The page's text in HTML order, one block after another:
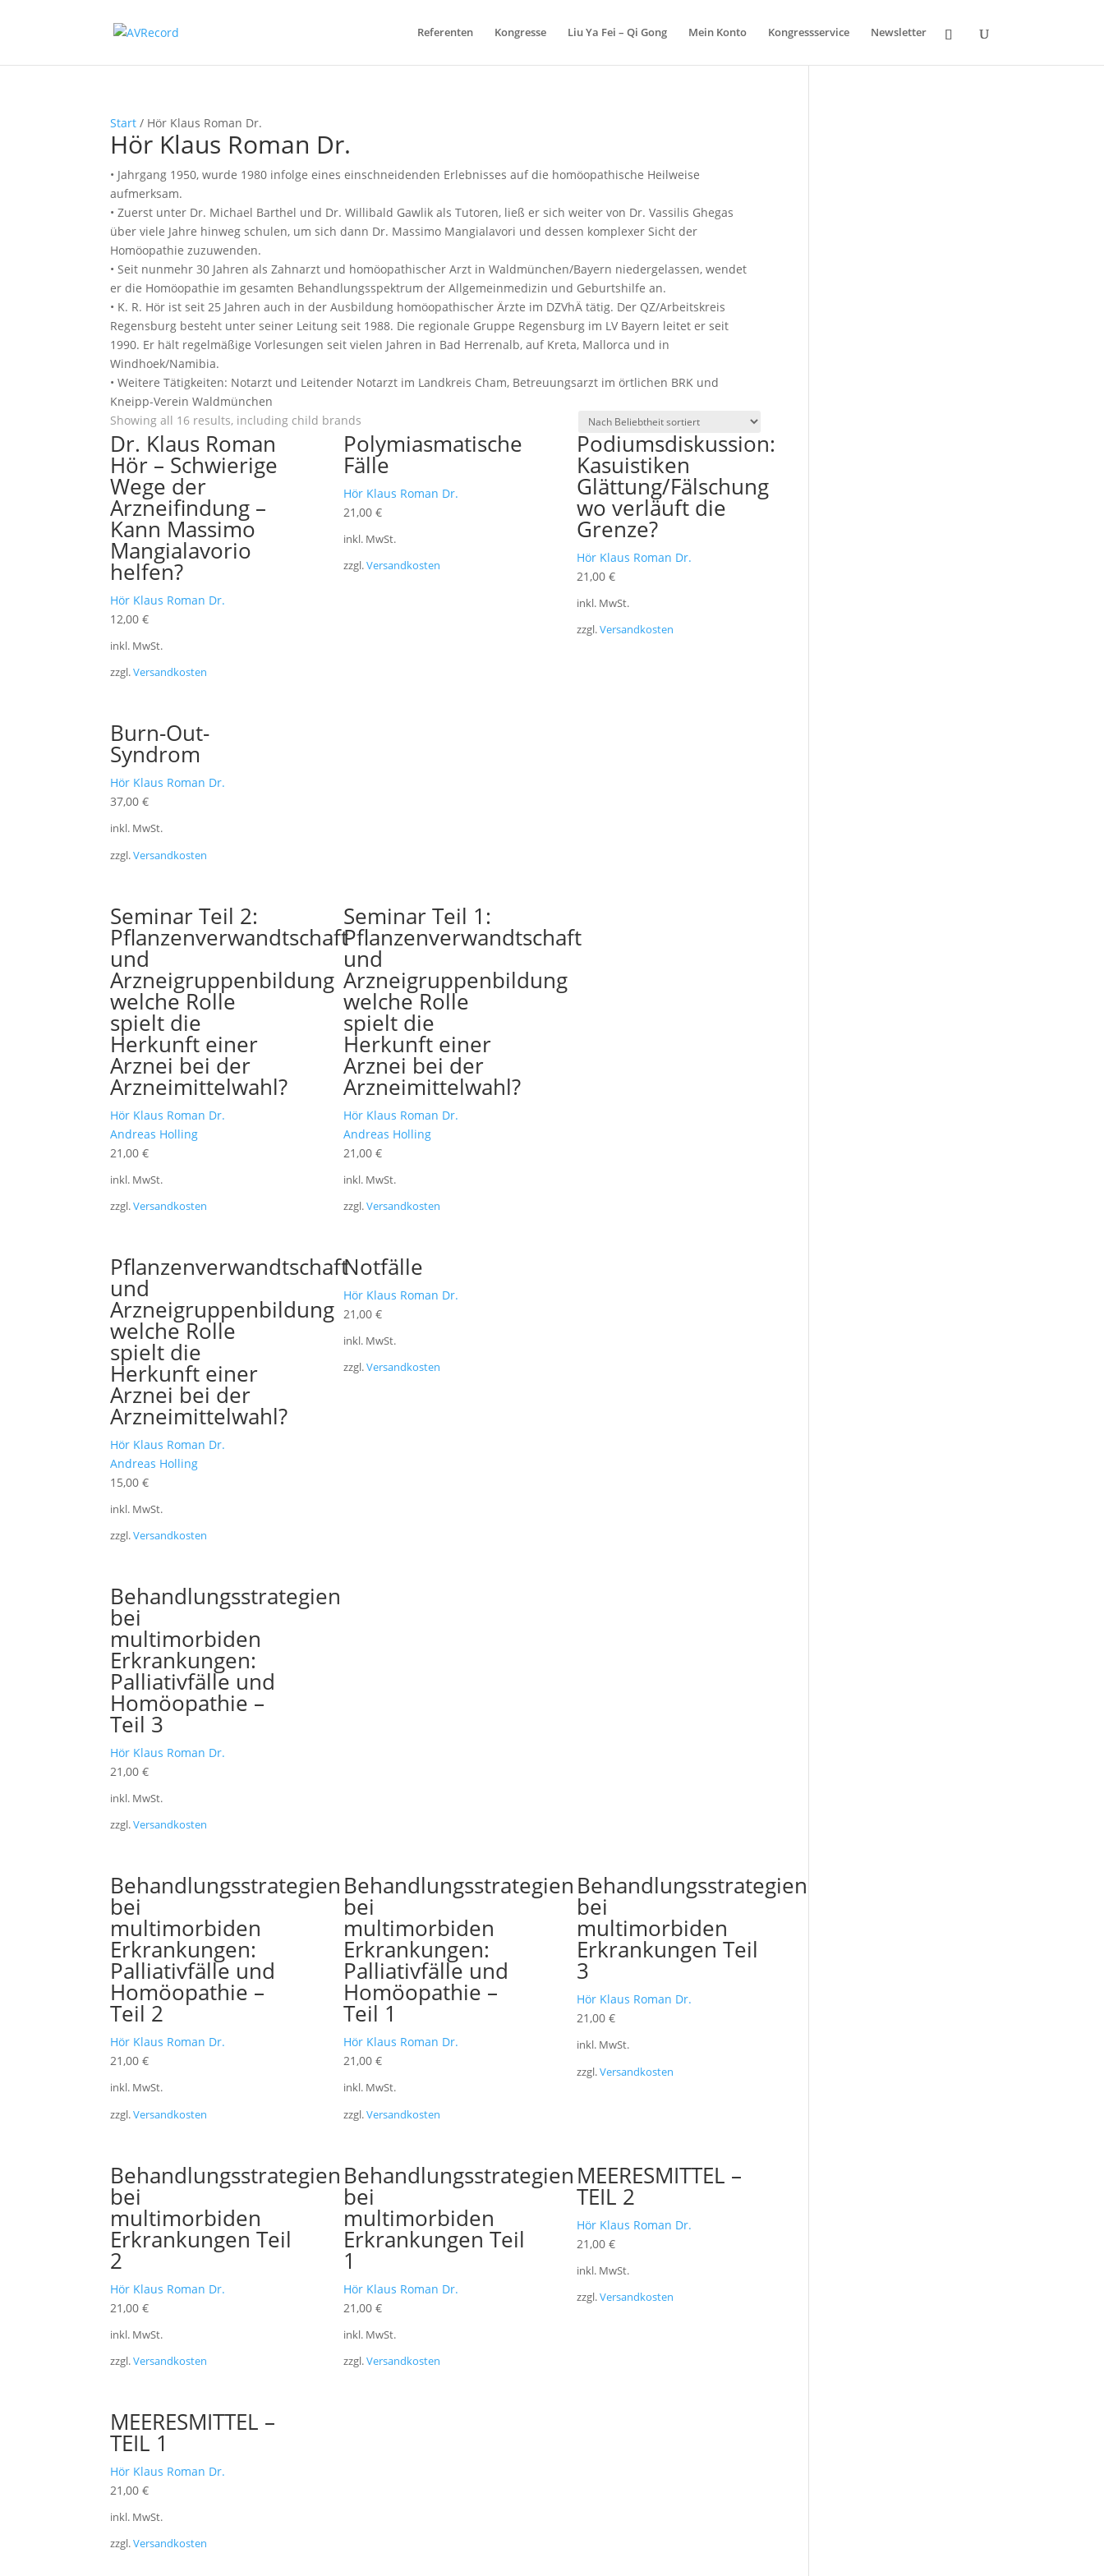
Referenten Kongresse Liu Ya Fei – Qi Gong Mein Konto Kongressservice Newsletter
Start / Hör Klaus Roman Dr.
Hör Klaus Roman Dr.
• Jahrgang 1950, wurde 1980 infolge eines einschneidenden Erlebnisses auf die homöopathische Heilweise
aufmerksam.
• Zuerst unter Dr. Michael Barthel und Dr. Willibald Gawlik als Tutoren, ließ er sich weiter von Dr. Vassilis Ghegas
über viele Jahre hinweg schulen, um sich dann Dr. Massimo Mangialavori und dessen komplexer Sicht der
Homöopathie zuzuwenden.
• Seit nunmehr 30 Jahren als Zahnarzt und homöopathischer Arzt in Waldmünchen/Bayern niedergelassen, wendet
er die Homöopathie im gesamten Behandlungsspektrum der Allgemeinmedizin und Geburtshilfe an.
• K. R. Hör ist seit 25 Jahren auch in der Ausbildung homöopathischer Ärzte im DZVhÄ tätig. Der QZ/Arbeitskreis
Regensburg besteht unter seiner Leitung seit 1988. Die regionale Gruppe Regensburg im LV Bayern leitet er seit
1990. Er hält regelmäßige Vorlesungen seit vielen Jahren in Bad Herrenalb, auf Kreta, Mallorca und in
Windhoek/Namibia.
• Weitere Tätigkeiten: Notarzt und Leitender Notarzt im Landkreis Cham, Betreuungsarzt im örtlichen BRK und
Kneipp-Verein Waldmünchen
Showing all 16 results, including child brands
Dr. Klaus Roman
Hör – Schwierige
Wege der
Arzneifindung –
Kann Massimo
Mangialavorio
helfen?
Hör Klaus Roman Dr.
12,00€
inkl. MwSt.
zzgl.Versandkosten
Polymiasmatische
Fälle
Hör Klaus Roman Dr.
21,00 €
inkl. MwSt.
zzgl.Versandkosten
Podiumsdiskussion:
Kasuistiken
Glättung/Fälschung
wo verläuft die
Grenze?
Hör Klaus Roman Dr.
21,00 €
inkl. MwSt.
zzgl.Versandkosten
Burn-Out-
Syndrom
Hör Klaus Roman Dr.
37,00€
inkl. MwSt.
zzgl.Versandkosten
Seminar Teil 2:
Pflanzenverwandtschaft
und
Arzneigruppenbildung
welche Rolle
spielt die
Herkunft einer
Arznei bei der
Arzneimittelwahl?
Hör Klaus Roman Dr.
Andreas Holling
21,00€
inkl. MwSt.
zzgl.Versandkosten
Seminar Teil 1:
Pflanzenverwandtschaft
und
Arzneigruppenbildung
welche Rolle
spielt die
Herkunft einer
Arznei bei der
Arzneimittelwahl?
Hör Klaus Roman Dr.
Andreas Holling
21,00 €
inkl. MwSt.
zzgl.Versandkosten
Pflanzenverwandtschaft
und
Arzneigruppenbildung
welche Rolle
spielt die
Herkunft einer
Arznei bei der
Arzneimittelwahl?
Hör Klaus Roman Dr.
Andreas Holling
15,00€
inkl. MwSt.
zzgl.Versandkosten
Notfälle
Hör Klaus Roman Dr.
21,00 €
inkl. MwSt.
zzgl.Versandkosten
Behandlungsstrategien
bei
multimorbiden
Erkrankungen:
Palliativfälle und
Homöopathie –
Teil 3
Hör Klaus Roman Dr.
21,00€
inkl. MwSt.
zzgl.Versandkosten
Behandlungsstrategien
bei
multimorbiden
Erkrankungen:
Palliativfälle und
Homöopathie –
Teil 2
Hör Klaus Roman Dr.
21,00€
inkl. MwSt.
zzgl.Versandkosten
Behandlungsstrategien
bei
multimorbiden
Erkrankungen:
Palliativfälle und
Homöopathie –
Teil 1
Hör Klaus Roman Dr.
21,00 €
inkl. MwSt.
zzgl.Versandkosten
Behandlungsstrategien
bei
multimorbiden
Erkrankungen Teil
3
Hör Klaus Roman Dr.
21,00 €
inkl. MwSt.
zzgl.Versandkosten
Behandlungsstrategien
bei
multimorbiden
Erkrankungen Teil
2
Hör Klaus Roman Dr.
21,00€
inkl. MwSt.
zzgl.Versandkosten
Behandlungsstrategien
bei
multimorbiden
Erkrankungen Teil
1
Hör Klaus Roman Dr.
21,00 €
inkl. MwSt.
zzgl.Versandkosten
MEERESMITTEL –
TEIL 2
Hör Klaus Roman Dr.
21,00 €
inkl. MwSt.
zzgl.Versandkosten
MEERESMITTEL –
TEIL 1
Hör Klaus Roman Dr.
21,00€
inkl. MwSt.
zzgl.Versandkosten